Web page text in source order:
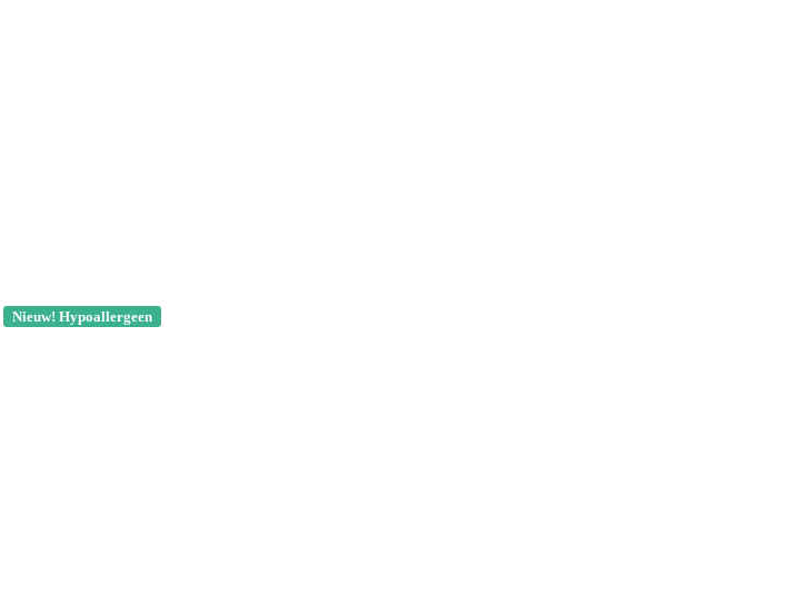
Nieuw! Hypoallergeen